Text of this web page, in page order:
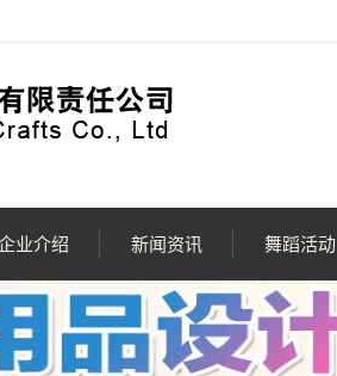
业介绍 新闻资讯 舞蹈活动